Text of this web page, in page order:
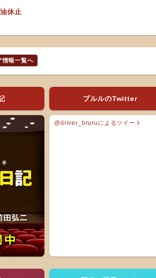
休止
情報一覧へ
ブルルのTwitter
@driver_bruruによるツイート